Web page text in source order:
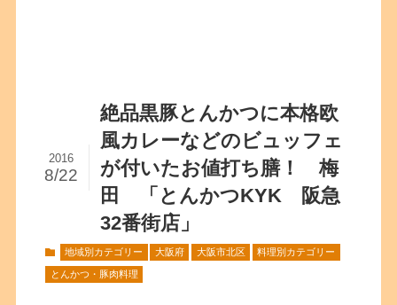
絶品黒豚とんかつに本格欧
風カレーなどのビュッフェ
が付いたお値打ち膳！ 梅
田 「とんかつKYK 阪急
32番街店」
2016
8/22
地域別カテゴリー 大阪府 大阪市北区 料理別カテゴリー
とんかつ・豚肉料理